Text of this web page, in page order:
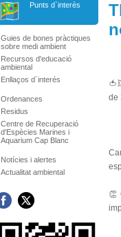
Punts d`interès
Guies de bones pràctiques
sobre medi ambient
Recursos d'educació
ambiental
Enllaços d´interés
Ordenances
Residus
Centre de Recuperació
d'Espècies Marines i
Aquarium Cap Blanc
Notícies i alertes
Actualitat ambiental
de
👏